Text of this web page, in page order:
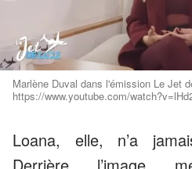
Marlène Duval dans l'émission Le Jet
https://www.youtube.com/
Loana, elle, n’a
Derrière l’image